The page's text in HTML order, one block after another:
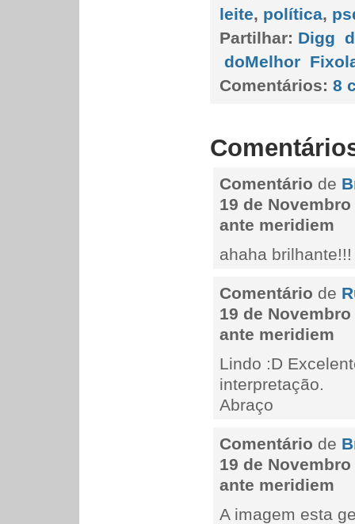
leite, política,
Partilhar: Digg
doMelhor
Comentários: 8
Comentário de
19 de
ante meridiem
ahaha brilhante!!!
Comentário de
19 de
ante meridiem
Lindo :D
interpretação.
Abraço
Comentário de
19 de
ante meridiem
A imagem esta